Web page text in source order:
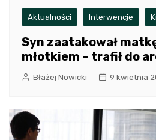
Aktualności Interwencje
Syn zaatakował
młotkiem – trafił do
Błażej Nowicki 9 kwietnia